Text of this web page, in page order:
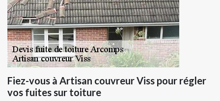
Fiez-vous à Artisan couvreur Viss pour régler
vos fuites sur toiture